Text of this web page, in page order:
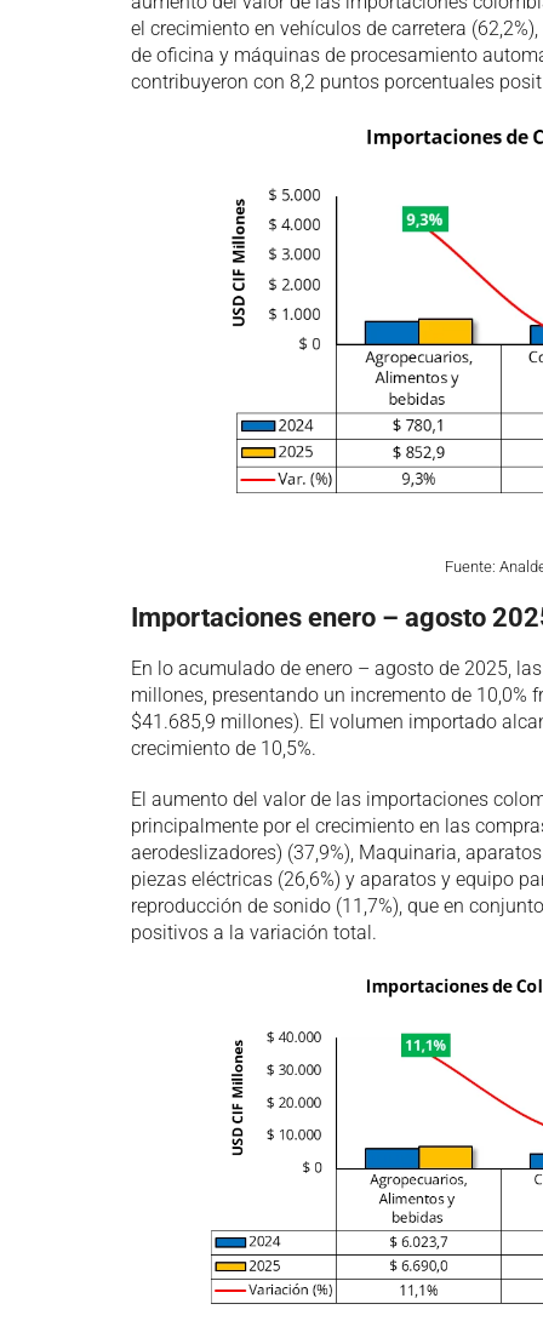
el crecimiento en vehículos de carretera
de oficina y máquinas de procesamiento
contribuyeron con 8,2 puntos porcentuales
Fuente:
Importaciones enero – agosto
En lo acumulado de enero – agosto de 2025,
millones, presentando un incremento de 10,0%
$41.685,9 millones). El volumen importado
crecimiento de 10,5%.
El aumento del valor de las importaciones
principalmente por el crecimiento en las
aerodeslizadores) (37,9%), Maquinaria,
piezas eléctricas (26,6%) y aparatos y equipo
reproducción de sonido (11,7%), que en
positivos a la variación total.